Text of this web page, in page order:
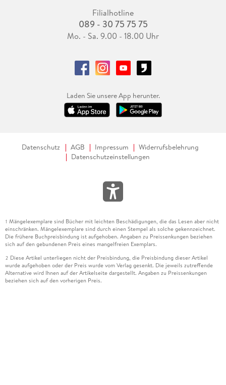
Filialhotline
089 - 30 75 75 75
Mo. - Sa. 9.00 - 18.00 Uhr
Laden Sie unsere App herunter.
Datenschutz AGB Impressum
Widerrufsbelehrung
Datenschutzeinstellungen
1 Mängelexemplare sind Bücher mit leichten Beschädigungen, die das Lesen aber nicht
einschränken. Mängelexemplare sind durch einen Stempel als solche gekennzeichnet.
Die frühere Buchpreisbindung ist aufgehoben. Angaben zu Preissenkungen beziehen
sich auf den gebundenen Preis eines mangelfreien Exemplars.
2 Diese Artikel unterliegen nicht der Preisbindung, die Preisbindung dieser Artikel
wurde aufgehoben oder der Preis wurde vom Verlag gesenkt. Die jeweils zutreffende
Alternative wird Ihnen auf der Artikelseite dargestellt. Angaben zu Preissenkungen
beziehen sich auf den vorherigen Preis.